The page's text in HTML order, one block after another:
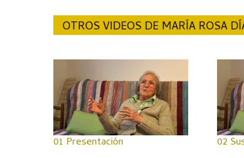
OTROS VIDEOS DE MARÍA ROSA
01 Presentación 02